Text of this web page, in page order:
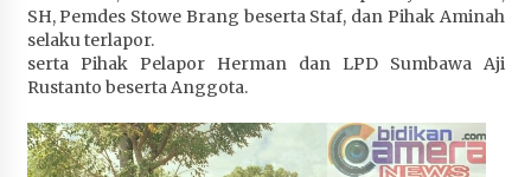
Bupati Sumbawa Lepas 487 Atlet dari Berbagai
Cabor yang Akan Berjuang pada PORPROV XII
NTB 2026
BAZNAS Kabupaten Sumbawa Salurkan Bantuan
SH, Pemdes Stowe Brang beserta Staf, dan Pihak Aminah
selaku terlapor.
serta Pihak Pelapor Herman dan LPD Sumbawa Aji
Rustanto beserta Anggota.